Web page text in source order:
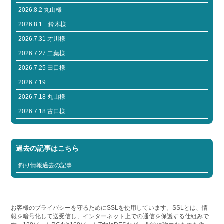
2026.8.2 丸山様
2026.8.1 鈴木様
2026.7.31 才川様
2026.7.27 二葉様
2026.7.25 田口様
2026.7.19
2026.7.18 丸山様
2026.7.18 古口様
過去の記事はこちら
釣り情報過去の記事
お客様のプライバシーを守るためにSSLを使用しています。SSLとは、情
報を暗号化して送受信し、インターネット上での通信を保護する仕組みで